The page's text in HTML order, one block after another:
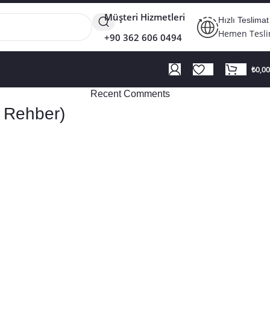
Müşteri Hizmetleri
+90 362 606 0494
Hızlı Teslimat
Hemen
₺0,00
Rehber)
Recent Comments